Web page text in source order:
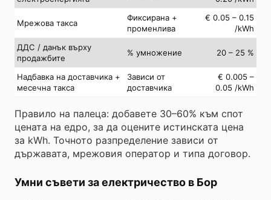
Мрежова такса
Фиксирана +
променлива
€ 0.05 – 0.15
/kWh
ДДС / данък върху
продажбите
% умножение 20 – 25 %
Надбавка на доставчика +
месечна такса
Зависи от
доставчика
€ 0.005 –
0.05 /kWh
Правило на палеца: добавете 30–60% към спот
цената на едро, за да оцените истинската цена
за kWh. Точното разпределение зависи от
държавата, мрежовия оператор и типа договор.
Умни съвети за електричество в Бор